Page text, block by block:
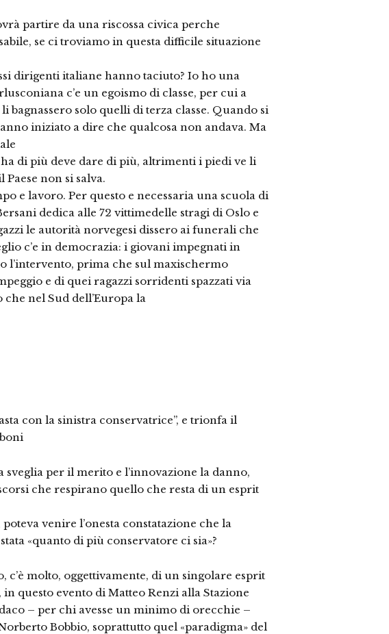
partire da una riscossa civica perche
se ci troviamo in questa difficile situazione
dirigenti italiane hanno taciuto? Io ho una
c’e un egoismo di classe, per cui a
bagnassero solo quelli di terza classe. Quando si
iniziato a dire che qualcosa non andava. Ma
di più deve dare di più, altrimenti i piedi ve li
non si salva.
e lavoro. Per questo e necessaria una scuola di
dedica alle 72 vittimedelle stragi di Oslo e
le autorità norvegesi dissero ai funerali che
c’e in democrazia: i giovani impegnati in
l’intervento, prima che sul maxischermo
e di quei ragazzi sorridenti spazzati via
nel Sud dell’Europa la
con la sinistra conservatrice”, e trionfa il
sveglia per il merito e l’innovazione la danno,
che respirano quello che resta di un esprit
venire l’onesta constatazione che la
«quanto di più conservatore ci sia»?
molto, oggettivamente, di un singolare esprit
in questo evento di Matteo Renzi alla Stazione
– per chi avesse un minimo di orecchie –
Bobbio, soprattutto quel «paradigma» del